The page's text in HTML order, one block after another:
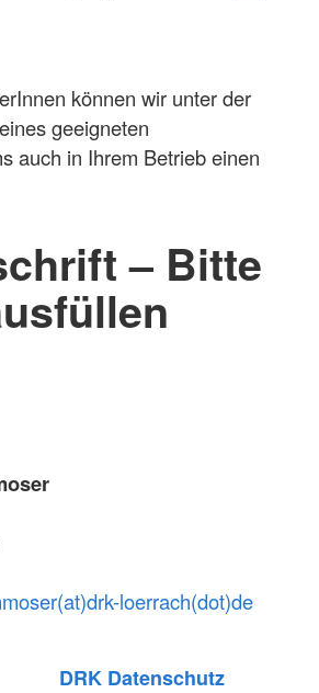
können wir unter der
geeigneten
auch in Ihrem Betrieb einen
– Bitte
loerrach(dot)de
DRK Datenschutz